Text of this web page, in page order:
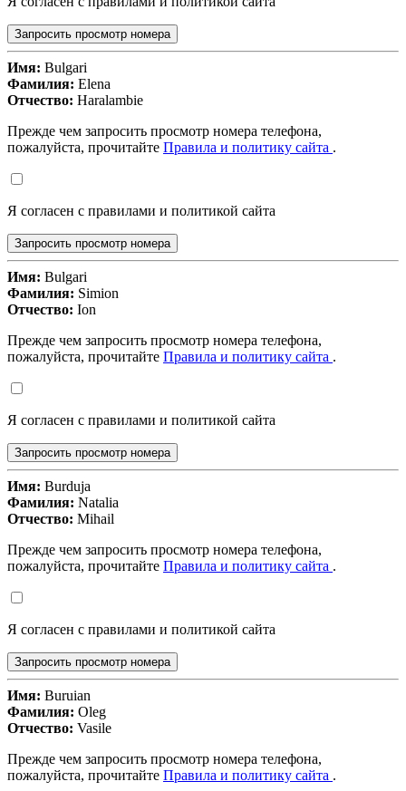
Запросить просмотр номера
Имя: Bulgari
Фамилия: Elena
Отчество: Haralambie
Прежде чем запросить просмотр номера телефона,
пожалуйста, прочитайте Правила и политику сайта .
Я согласен с правилами и политикой сайта
Запросить просмотр номера
Имя: Bulgari
Фамилия: Simion
Отчество: Ion
Прежде чем запросить просмотр номера телефона,
пожалуйста, прочитайте Правила и политику сайта .
Я согласен с правилами и политикой сайта
Запросить просмотр номера
Имя: Burduja
Фамилия: Natalia
Отчество: Mihail
Прежде чем запросить просмотр номера телефона,
пожалуйста, прочитайте Правила и политику сайта .
Я согласен с правилами и политикой сайта
Запросить просмотр номера
Имя: Buruian
Фамилия: Oleg
Отчество: Vasile
Прежде чем запросить просмотр номера телефона,
пожалуйста, прочитайте Правила и политику сайта .